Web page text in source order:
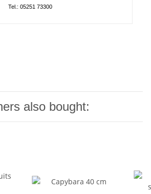
Tel.: 05251 73300
also bought: